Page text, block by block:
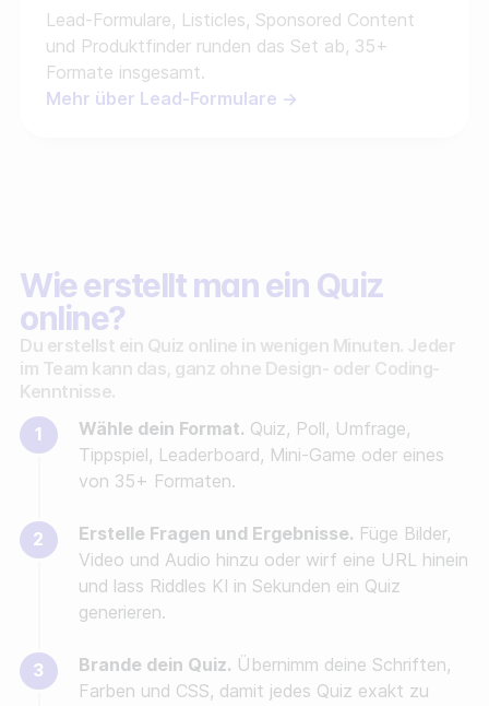
Lead-Formulare, Listicles, Sponsored Content
und Produktfinder runden das Set ab, 35+
Formate insgesamt.
Mehr über Lead-Formulare →
Wie erstellt man ein Quiz
online?
Du erstellst ein Quiz online in wenigen Minuten. Jeder
im Team kann das, ganz ohne Design- oder Coding-
Kenntnisse.
Wähle dein Format. Quiz, Poll, Umfrage,
Tippspiel, Leaderboard, Mini-Game oder eines
von 35+ Formaten.
Erstelle Fragen und Ergebnisse. Füge Bilder,
Video und Audio hinzu oder wirf eine URL hinein
und lass Riddles KI in Sekunden ein Quiz
generieren.
Brande dein Quiz. Übernimm deine Schriften,
Farben und CSS, damit jedes Quiz exakt zu